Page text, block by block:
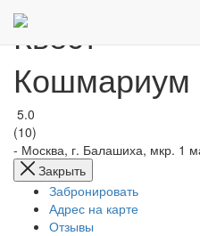
Квест
Кошмариум
5.0
(10)
- Москва, г. Балашиха, мкр. 1
Закрыть
Забронировать
Адрес на карте
Отзывы